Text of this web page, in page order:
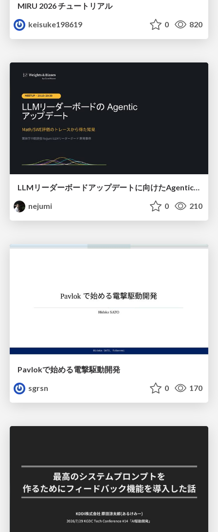
MIRU 2026 チュートリアル
keisuke198619
0 820
LLMリーダーボードアップデートに向けたAgentic Math_SWEのトレースについて
nejumi
0 210
Pavlokで始める電撃駆動開発
sgrsn
0 170